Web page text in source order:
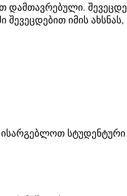
დამთავრებული.
იმის
ისარგებლოთ